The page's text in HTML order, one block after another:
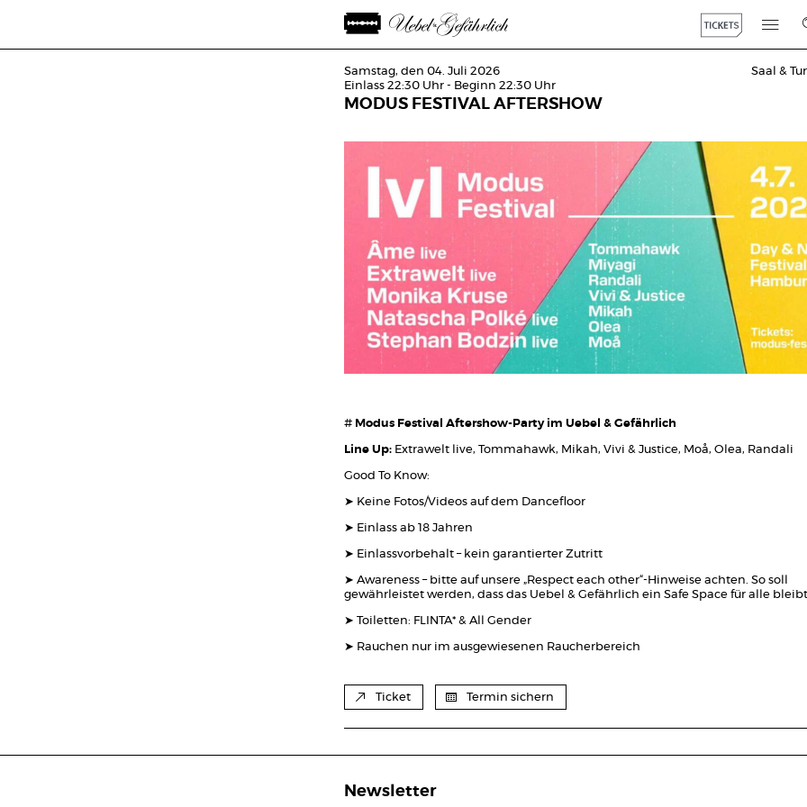
Samstag, den 04. Juli 2026
Einlass 22:30 Uhr - Beginn 22:30 Uhr
MODUS FESTIVAL AFTERSHOW
Saal &
# Modus Festival Aftershow-Party im Uebel & Gefährlich
Line Up: Extrawelt live, Tommahawk, Mikah, Vivi & Justice, Moå, Olea, Randali
Good To Know:
➤ Keine Fotos/Videos auf dem Dancefloor
➤ Einlass ab 18 Jahren
➤ Einlassvorbehalt – kein garantierter Zutritt
➤ Awareness – bitte auf unsere „Respect each other“-Hinweise achten. So soll
gewährleistet werden, dass das Uebel & Gefährlich ein Safe Space für alle
➤ Toiletten: FLINTA* & All Gender
➤ Rauchen nur im ausgewiesenen Raucherbereich
Ticket Termin sichern
Newsletter